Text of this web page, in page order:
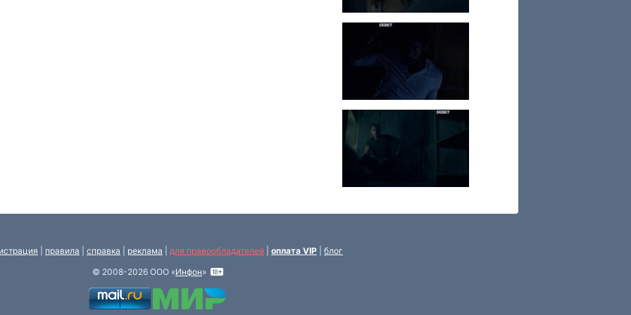
правила справка реклама для правообладателей оплата VIP
блог
© 2008-2026 ООО «Инфон»